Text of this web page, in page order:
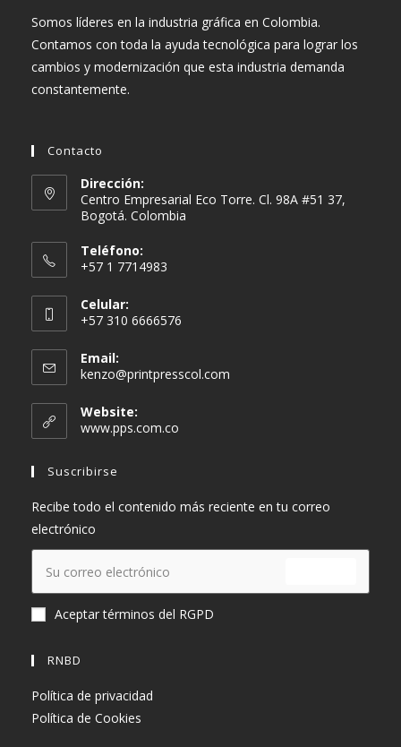
Somos líderes en la industria gráfica en Colombia.
Contamos con toda la ayuda tecnológica para lograr los
cambios y modernización que esta industria demanda
constantemente.
Contacto
Dirección:
Centro Empresarial Eco Torre. Cl. 98A #51 37,
Bogotá. Colombia
Teléfono:
+57 1 7714983
Celular:
+57 310 6666576
Email:
kenzo@printpresscol.com
Website:
www.pps.com.co
Suscribirse
Recibe todo el contenido más reciente en tu correo
electrónico
Aceptar términos del RGPD
RNBD
Política de privacidad
Política de Cookies